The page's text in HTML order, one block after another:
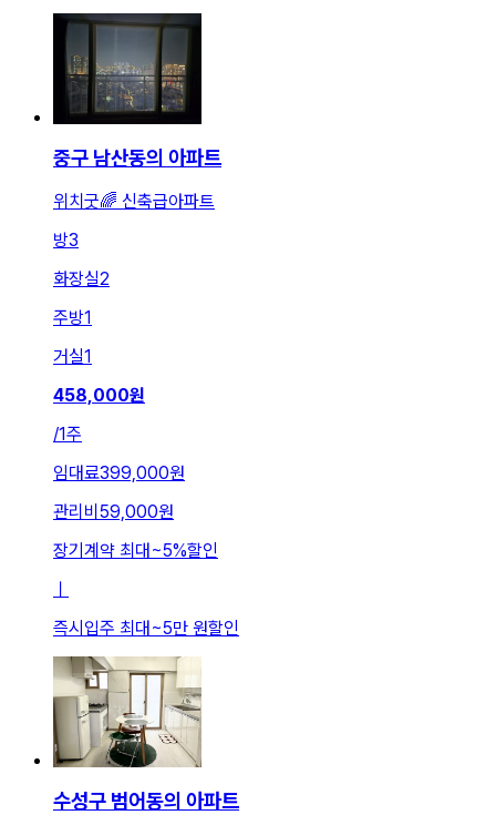
중구 남산동의 아파트
위치굿🌈 신축급아파트
방3
화장실2
주방1
거실1
458,000원
/1주
임대료399,000원
관리비 59,000원
장기계약 최대 ~5%할인
즉시입주 최대 ~5만 원할인
수성구 범어동의 아파트